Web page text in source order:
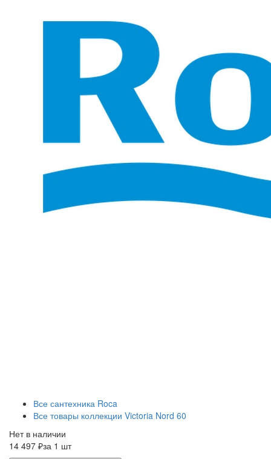
Все сантехника Roca
Все товары коллекции Victoria Nord 60
Нет в наличии
14 497 ₽за 1 шт